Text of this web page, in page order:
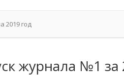
2019 год
журнала №1 за